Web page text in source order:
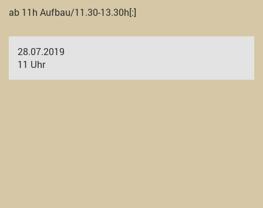
ab 11h Aufbau/11.30-13.30h[:]
28.07.2019
11 Uhr